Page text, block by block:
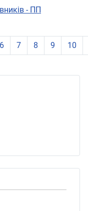
- ПП
Страница 1 из 12
6 7 8 9 10